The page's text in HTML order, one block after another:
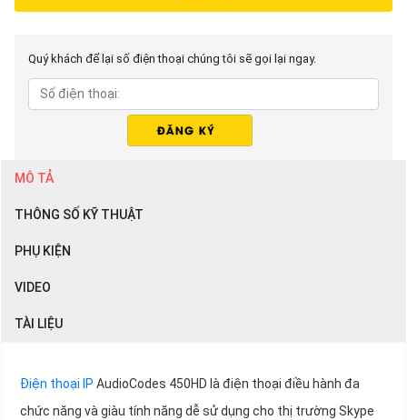
Quý khách để lại số điện thoại chúng tôi sẽ gọi lại ngay.
MÔ TẢ
THÔNG SỐ KỸ THUẬT
PHỤ KIỆN
VIDEO
TÀI LIỆU
Điện thoại IP AudioCodes 450HD là điện thoại điều hành đa
chức năng và giàu tính năng dễ sử dụng cho thị trường Skype